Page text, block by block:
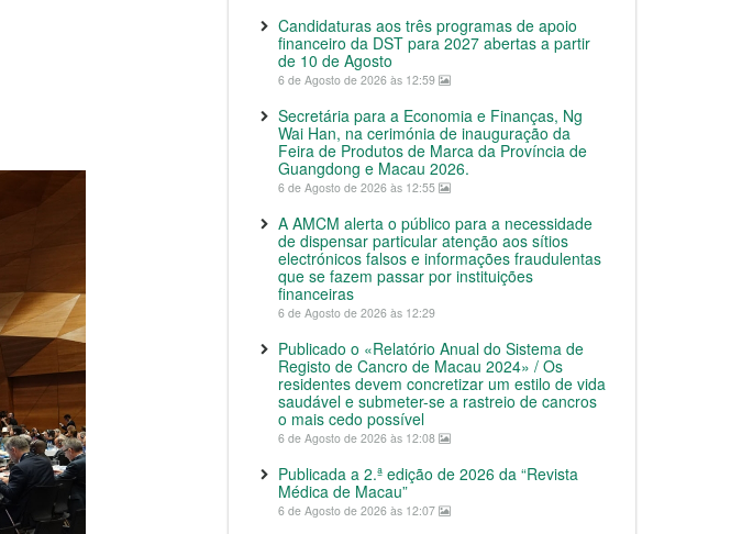
Candidaturas aos três programas de apoio
financeiro da DST para 2027 abertas a partir
de 10 de Agosto
6 de Agosto de 2026 às 12:59
Secretária para a Economia e Finanças, Ng
Wai Han, na cerimónia de inauguração da
Feira de Produtos de Marca da Província de
Guangdong e Macau 2026.
6 de Agosto de 2026 às 12:55
A AMCM alerta o público para a necessidade
de dispensar particular atenção aos sítios
electrónicos falsos e informações fraudulentas
que se fazem passar por instituições
financeiras
6 de Agosto de 2026 às 12:29
Publicado o «Relatório Anual do Sistema de
Registo de Cancro de Macau 2024» / Os
residentes devem concretizar um estilo de vida
saudável e submeter-se a rastreio de cancros
o mais cedo possível
6 de Agosto de 2026 às 12:08
Publicada a 2.ª edição de 2026 da “Revista
Médica de Macau”
6 de Agosto de 2026 às 12:07